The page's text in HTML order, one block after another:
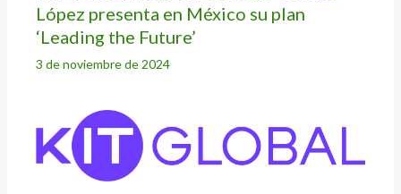
López presenta en México su plan
‘Leading the Future’
3 de noviembre de 2024